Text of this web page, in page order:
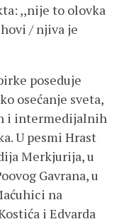
,,nije to olovka
/ njiva je
poseduje
osećanje sveta,
i intermedijalnih
U pesmi Hrast
Merkjurija, u
Gavrana, u
na
i Edvarda